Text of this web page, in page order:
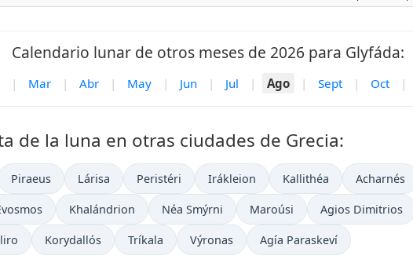
Calendario lunar de otros meses de 2026 para Glyfáda:
| Mar | Abr | May | Jun | Jul | Ago | Sept | Oct |
de la luna en otras ciudades de Grecia:
Piraeus Lárisa Peristéri Irákleion Kallithéa Acharnés
Khalándrion Néa Smýrni Maroúsi Agios Dimitrios
Korydallós Tríkala Výronas Agía Paraskeví